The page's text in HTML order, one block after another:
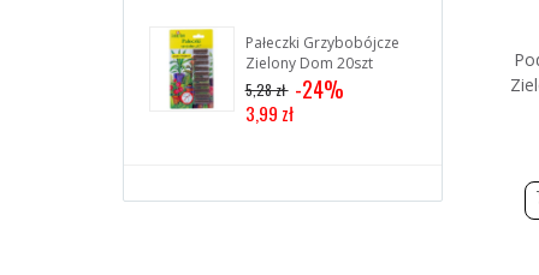
Pałeczki Grzybobójcze
Zielony Dom 20szt
5,28 zł -24%
3,99 zł